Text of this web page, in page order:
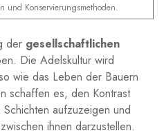
und Konservierungsmethoden.
⁤der gesellschaftlichen
Die ⁣Adelskultur wird⁢
wie das Leben der Bauern
schaffen⁣ es, den Kontrast
aufzuzeigen und
ihnen⁣ darzustellen.